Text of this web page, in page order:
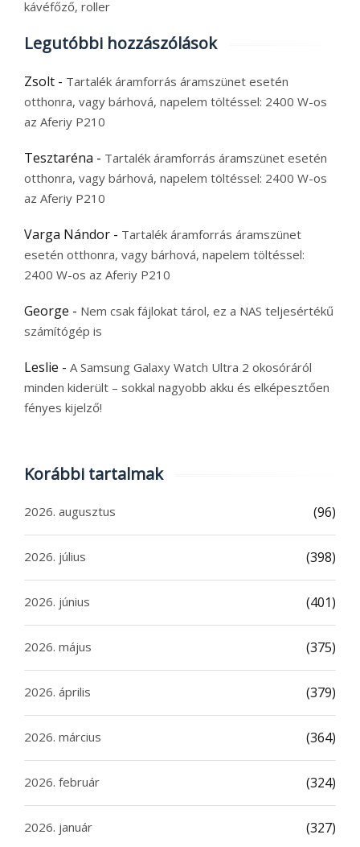
kávéfőző, roller
Legutóbbi hozzászólások
Zsolt - Tartalék áramforrás áramszünet esetén
otthonra, vagy bárhová, napelem töltéssel: 2400 W-os
az Aferiy P210
Tesztaréna - Tartalék áramforrás áramszünet esetén
otthonra, vagy bárhová, napelem töltéssel: 2400 W-os
az Aferiy P210
Varga Nándor - Tartalék áramforrás áramszünet
esetén otthonra, vagy bárhová, napelem töltéssel:
2400 W-os az Aferiy P210
George - Nem csak fájlokat tárol, ez a NAS teljesértékű
számítógép is
Leslie - A Samsung Galaxy Watch Ultra 2 okosóráról
minden kiderült – sokkal nagyobb akku és elképesztően
fényes kijelző!
Korábbi tartalmak
2026. augusztus (96)
2026. július (398)
2026. június (401)
2026. május (375)
2026. április (379)
2026. március (364)
2026. február (324)
2026. január (327)